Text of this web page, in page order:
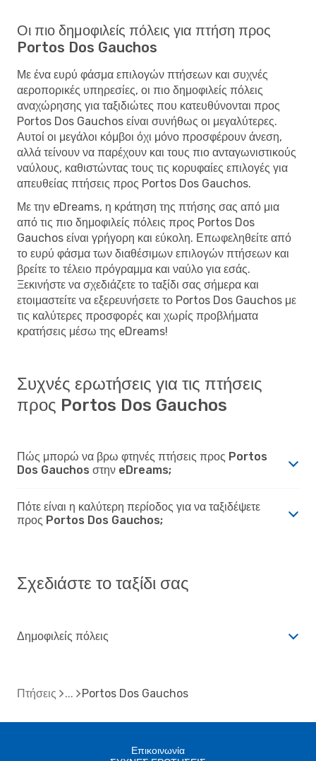
Οι πιο δημοφιλείς πόλεις για πτήση προς
Portos Dos Gauchos
Με ένα ευρύ φάσμα επιλογών πτήσεων και συχνές
αεροπορικές υπηρεσίες, οι πιο δημοφιλείς πόλεις
αναχώρησης για ταξιδιώτες που κατευθύνονται προς
Portos Dos Gauchos είναι συνήθως οι μεγαλύτερες.
Αυτοί οι μεγάλοι κόμβοι όχι μόνο προσφέρουν άνεση,
αλλά τείνουν να παρέχουν και τους πιο ανταγωνιστικούς
ναύλους, καθιστώντας τους τις κορυφαίες επιλογές για
απευθείας πτήσεις προς Portos Dos Gauchos.
Με την eDreams, η κράτηση της πτήσης σας από μια
από τις πιο δημοφιλείς πόλεις προς Portos Dos
Gauchos είναι γρήγορη και εύκολη. Επωφεληθείτε από
το ευρύ φάσμα των διαθέσιμων επιλογών πτήσεων και
βρείτε το τέλειο πρόγραμμα και ναύλο για εσάς.
Ξεκινήστε να σχεδιάζετε το ταξίδι σας σήμερα και
ετοιμαστείτε να εξερευνήσετε το Portos Dos Gauchos με
τις καλύτερες προσφορές και χωρίς προβλήματα
κρατήσεις μέσω της eDreams!
Συχνές ερωτήσεις για τις πτήσεις
προς Portos Dos Gauchos
Πώς μπορώ να βρω φτηνές πτήσεις προς Portos
Dos Gauchos στην eDreams;
Πότε είναι η καλύτερη περίοδος για να ταξιδέψετε
προς Portos Dos Gauchos;
Σχεδιάστε το ταξίδι σας
Δημοφιλείς πόλεις
Πτήσεις Portos Dos Gauchos
Επικοινωνία